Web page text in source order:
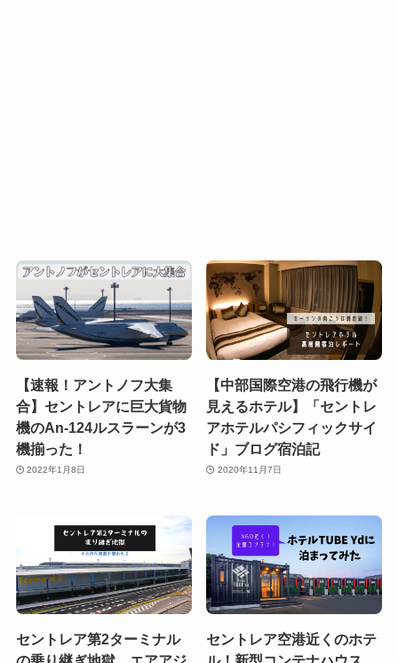
【速報！アントノフ大集
合】セントレアに巨大貨物
機のAn-124ルスラーンが3
機揃った！
2022年1月8日
【中部国際空港の飛行機が
見えるホテル】「セントレ
アホテルパシフィックサイ
ド」ブログ宿泊記
2020年11月7日
セントレア第2ターミナル
セントレア空港近くのホテ